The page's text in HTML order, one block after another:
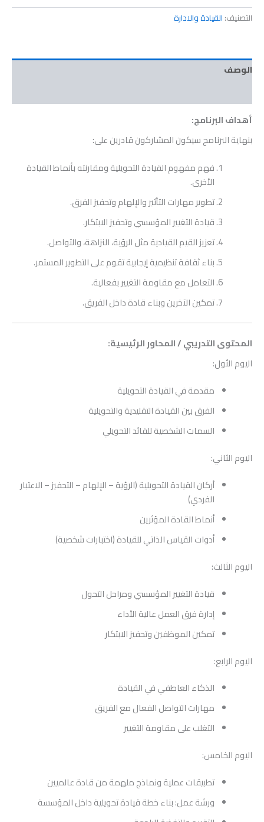
التصنيف: القيادة والادارة
الوصف
أهداف البرنامج:
بنهاية البرنامج سيكون المشاركون قادرين على:
فهم مفهوم القيادة التحويلية ومقارنته بأنماط القيادة
الأخرى.
تطوير مهارات التأثير والإلهام وتحفيز الفرق.
قيادة التغيير المؤسسي وتحفيز الابتكار.
تعزيز القيم القيادية مثل الرؤية، النزاهة، والتواصل.
بناء ثقافة تنظيمية إيجابية تقوم على التطوير المستمر.
التعامل مع مقاومة التغيير بفعالية.
تمكين الآخرين وبناء قادة داخل الفريق.
المحتوى التدريبي / المحاور الرئيسية:
اليوم الأول:
مقدمة في القيادة التحويلية
الفرق بين القيادة التقليدية والتحويلية
السمات الشخصية للقائد التحويلي
اليوم الثاني:
أركان القيادة التحويلية (الرؤية – الإلهام – التحفيز – الاعتبار
الفردي)
أنماط القادة المؤثرين
أدوات القياس الذاتي للقيادة (اختبارات شخصية)
اليوم الثالث:
قيادة التغيير المؤسسي ومراحل التحول
إدارة فرق العمل عالية الأداء
تمكين الموظفين وتحفيز الابتكار
اليوم الرابع:
الذكاء العاطفي في القيادة
مهارات التواصل الفعال مع الفريق
التغلب على مقاومة التغيير
اليوم الخامس:
تطبيقات عملية ونماذج ملهمة من قادة عالميين
ورشة عمل: بناء خطة قيادة تحويلية داخل المؤسسة